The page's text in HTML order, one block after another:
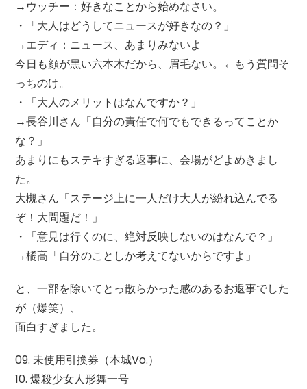
→ウッチー：好きなことから始めなさい。
・「大人はどうしてニュースが好きなの？」
→エディ：ニュース、あまりみないよ
今日も顔が黒い六本木だから、眉毛ない。←もう質問そ
っちのけ。
・「大人のメリットはなんですか？」
→長谷川さん「自分の責任で何でもできるってことか
な？」
あまりにもステキすぎる返事に、会場がどよめきまし
た。
大槻さん「ステージ上に一人だけ大人が紛れ込んでる
ぞ！大問題だ！」
・「意見は行くのに、絶対反映しないのはなんで？」
→橘高「自分のことしか考えてないからですよ」
と、一部を除いてとっ散らかった感のあるお返事でした
が（爆笑）、
面白すぎました。
09. 未使用引換券（本城Vo.）
10. 爆殺少女人形舞一号